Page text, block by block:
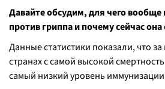
Давайте обсудим, для чего
против гриппа и почему сейчас
Данные статистики показали, что
странах с самой высокой
самый низкий уровень